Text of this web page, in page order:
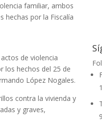
familiar, ambos
hechas por la Fiscalía
de violencia
los hechos del 25 de
López Nogales.
contra la vivienda y
y graves,